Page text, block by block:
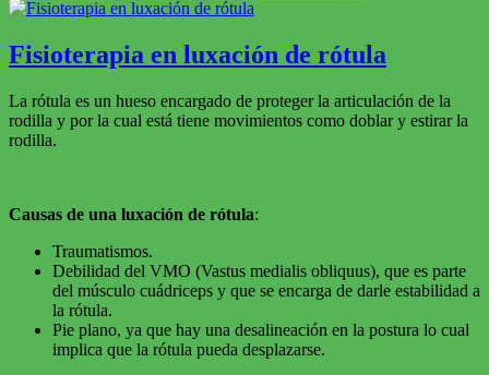
pacientes
con
Fisioterapia en luxación de rótula
La rótula es un hueso encargado de proteger la articulación de la
rodilla y por la cual está tiene movimientos como doblar y estirar la
rodilla.
Causas de una luxación de rótula:
Traumatismos.
Debilidad del VMO (Vastus medialis obliquus), que es parte
del músculo cuádriceps y que se encarga de darle estabilidad a
la rótula.
Pie plano, ya que hay una desalineación en la postura lo cual
implica que la rótula pueda desplazarse.